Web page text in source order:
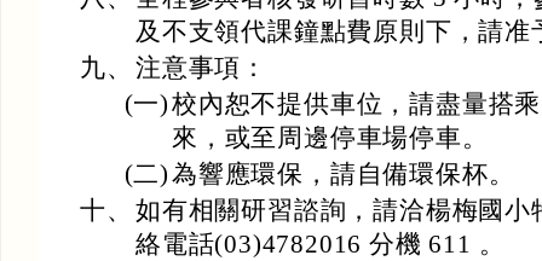
及不支領代課鐘點費原則下，請准
九、 注意事項：
(一)校內恕不提供車位，請盡量搭
來，或至周邊停車場停車。
(二)為響應環保，請自備環保杯。
十、 如有相關研習諮詢，請洽楊梅國
絡電話(03)4782016 分機 611 。